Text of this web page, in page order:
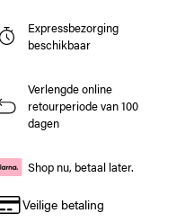
Expressbezorging
beschikbaar
Verlengde online
retourperiode van 100
dagen
Shop nu, betaal later.
Veilige betaling